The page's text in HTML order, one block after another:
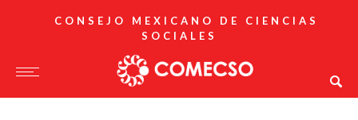
CONSEJO MEXICANO DE CIENCIAS
SOCIALES